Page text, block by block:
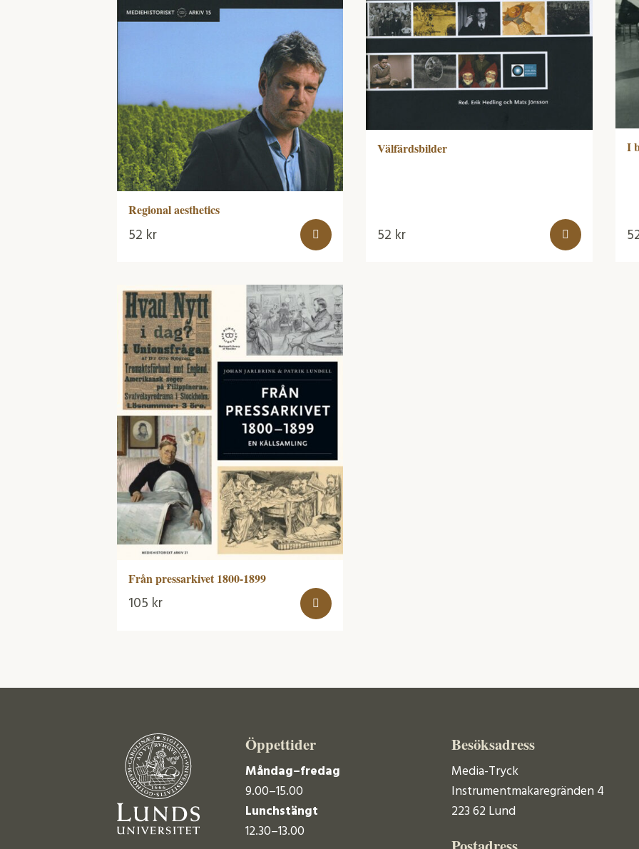
Regional aesthetics
52 kr
Välfärdsbilder
52 kr
I
Från pressarkivet 1800-1899
105 kr
Öppettider
Måndag–fredag
9.00–15.00
Lunchstängt
12.30–13.00
Besöksadress
Media-Tryck
Instrumentmakaregränden 4
223 62 Lund